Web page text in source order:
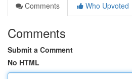
Comments
Who Upvoted
Comments
Submit a Comment
No HTML